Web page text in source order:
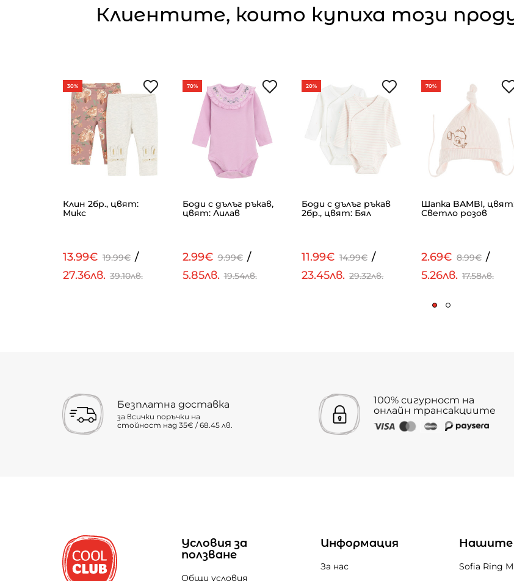
Клиентите, които купиха този
30%
Клин 2бр., цвят:
Микс
13.99€ 19.99€ /
27.36лв. 39.10лв.
70%
Боди с дълъг ръкав,
цвят: Лилав
2.99€ 9.99€ /
5.85лв. 19.54лв.
20%
Боди с дълъг ръкав
2бр., цвят: Бял
11.99€ 14.99€ /
23.45лв. 29.32лв.
70%
Шапка BAMBI,
Светло розов
2.69€ 8.99€ /
5.26лв. 17.58лв.
Безплатна доставка
за всички поръчки на
стойност над 35€ / 68.45 лв.
100% сигурност на
онлайн трансакциите
Условия за
ползване
Общи условия
Информация
За нас
Нашите
Sofia Ring